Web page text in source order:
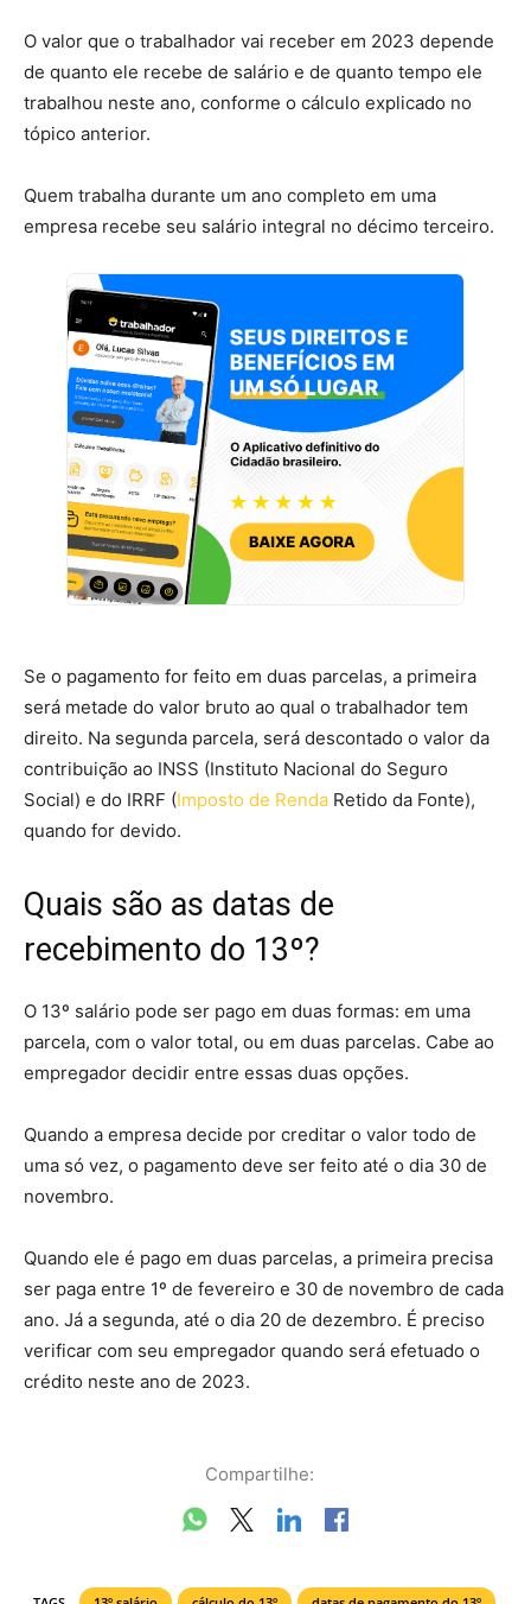
O valor que o trabalhador vai receber em 2023 depende
de quanto ele recebe de salário e de quanto tempo ele
trabalhou neste ano, conforme o cálculo explicado no
tópico anterior.
Quem trabalha durante um ano completo em uma
empresa recebe seu salário integral no décimo terceiro.
Se o pagamento for feito em duas parcelas, a primeira
será metade do valor bruto ao qual o trabalhador tem
direito. Na segunda parcela, será descontado o valor da
contribuição ao INSS (Instituto Nacional do Seguro
Social) e do IRRF (Imposto de Renda Retido da Fonte),
quando for devido.
Quais são as datas de
recebimento do 13º?
O 13º salário pode ser pago em duas formas: em uma
parcela, com o valor total, ou em duas parcelas. Cabe ao
empregador decidir entre essas duas opções.
Quando a empresa decide por creditar o valor todo de
uma só vez, o pagamento deve ser feito até o dia 30 de
novembro.
Quando ele é pago em duas parcelas, a primeira precisa
ser paga entre 1º de fevereiro e 30 de novembro de cada
ano. Já a segunda, até o dia 20 de dezembro. É preciso
verificar com seu empregador quando será efetuado o
crédito neste ano de 2023.
Compartilhe: